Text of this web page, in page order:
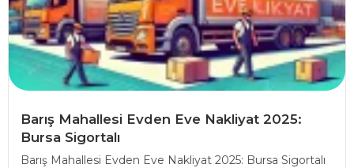
Barış Mahallesi Evden Eve Nakliyat 2025:
Bursa Sigortalı
Barış Mahallesi Evden Eve Nakliyat 2025: Bursa Sigortalı